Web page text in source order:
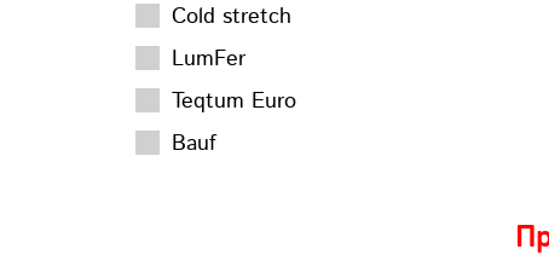
Cold stretch
LumFer
Teqtum Euro
Bauf